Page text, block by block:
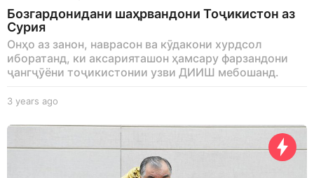
Бозгардонидани шаҳрвандони Тоҷикистон аз
Сурия
Онҳо аз занон, наврасон ва кӯдакони хурдсол
иборатанд, ки аксарияташон ҳамсару фарзандони
ҷангҷӯёни тоҷикистонии узви ДИИШ мебошанд.
3 years ago
e